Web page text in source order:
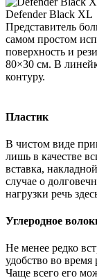
Defender Black XL
Представитель
самом простом
поверхность и
80×30 см. В
контуру.
Пластик
В чистом виде
лишь в качестве
вставка,
случае о
нагрузки речь
Углеродное
Не менее редко
удобство во
Чаще всего его